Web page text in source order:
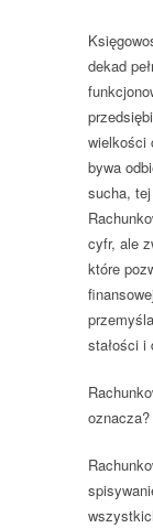
dekad
wielkości
bywa
sucha,
cyfr, ale
które
stałości i
oznacza?